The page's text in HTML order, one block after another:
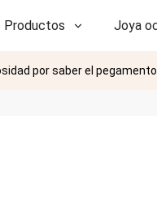
Productos Joya
por saber el